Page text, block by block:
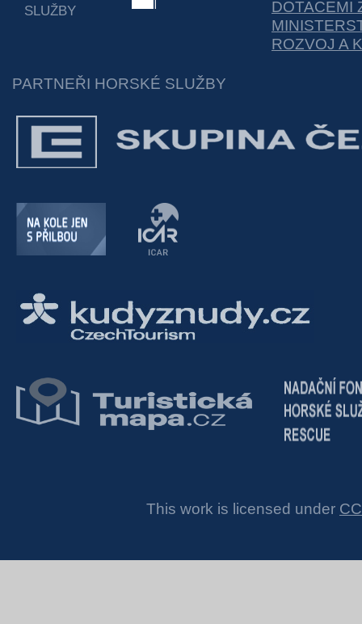
SLUŽBY
DOTACEMI
ROZVOJ A
PARTNEŘI HORSKÉ SLUŽBY
This work is licensed under